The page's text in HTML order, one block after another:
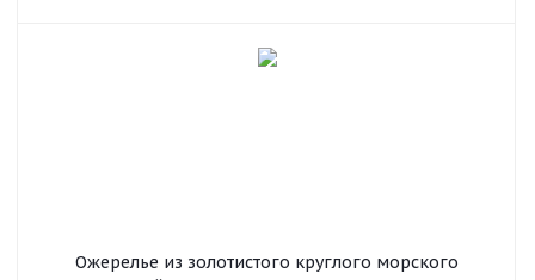
Ожерелье из золотистого круглого морского